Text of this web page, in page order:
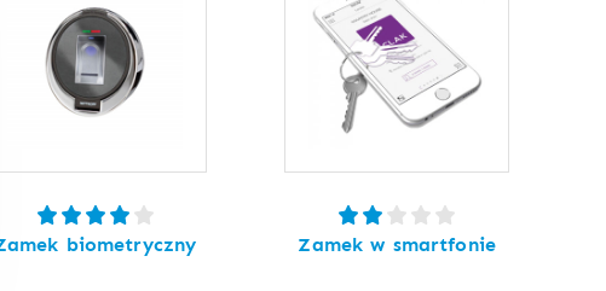
biometryczny Zamek w smartfonie